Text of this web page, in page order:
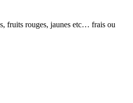
fruits rouges, jaunes etc… frais ou